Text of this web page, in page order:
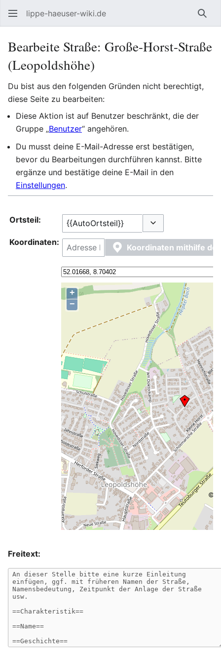
lippe-haeuser-wiki.de
Bearbeite Straße: Große-Horst-Straße
(Leopoldshöhe)
Du bist aus den folgenden Gründen nicht berechtigt,
diese Seite zu bearbeiten:
Diese Aktion ist auf Benutzer beschränkt, die der
Gruppe „Benutzer“ angehören.
Du musst deine E-Mail-Adresse erst bestätigen,
bevor du Bearbeitungen durchführen kannst. Bitte
ergänze und bestätige deine E-Mail in den
Einstellungen.
Ortsteil:
Koordinaten:
Koordinaten mithilfe
+
−
©
Freitext: